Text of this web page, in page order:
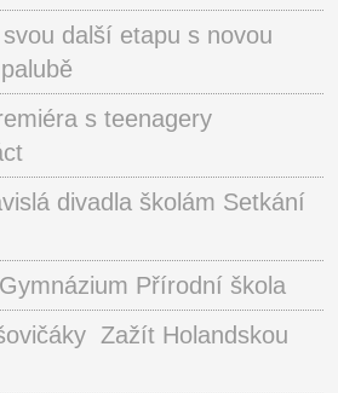
další etapu s novou
s teenagery
divadla školám Setkání
Přírodní škola
Zažít Holandskou